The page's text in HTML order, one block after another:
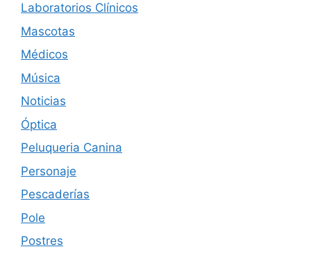
Laboratorios Clínicos
Mascotas
Médicos
Música
Noticias
Óptica
Peluqueria Canina
Personaje
Pescaderías
Pole
Postres